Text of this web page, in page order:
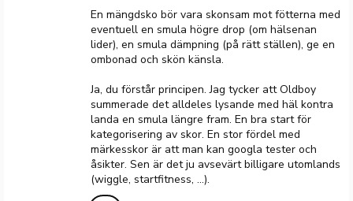
En mängdsko bör vara skonsam mot fötterna med
eventuell en smula högre drop (om hälsenan
lider), en smula dämpning (på rätt ställen), ge en
ombonad och skön känsla.
Ja, du förstår principen. Jag tycker att Oldboy
summerade det alldeles lysande med häl kontra
landa en smula längre fram. En bra start för
kategorisering av skor. En stor fördel med
märkesskor är att man kan googla tester och
åsikter. Sen är det ju avsevärt billigare utomlands
(wiggle, startfitness, ...).